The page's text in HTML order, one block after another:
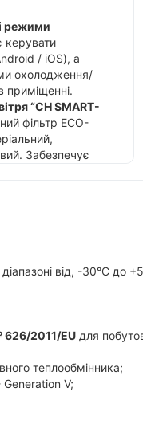
режими
керувати
/ iOS), а
охолодження/
приміщенні.
“CH SMART-
фільтр ECO-
Забезпечує
напруги (робота
авторестарт,
LED-
від, -30°C до
2011/EU для
теплообмінника;
V;